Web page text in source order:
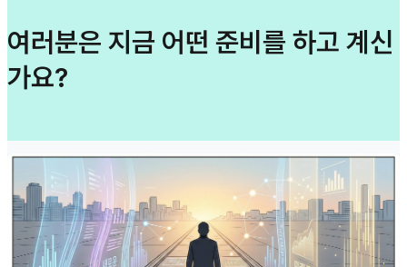
여러분은 지금 어떤 준비를 하고 계신
가요?